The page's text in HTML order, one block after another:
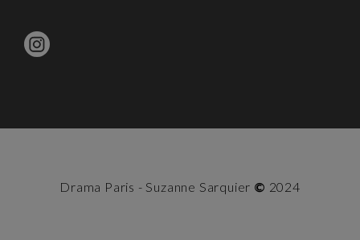
Drama Paris - Suzanne Sarquier © 2024